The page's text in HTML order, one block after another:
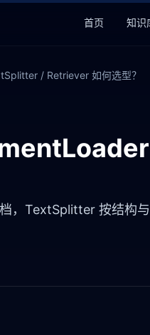
首页 知识
/ Retriever 如何选型？
，TextSplitter 按结构